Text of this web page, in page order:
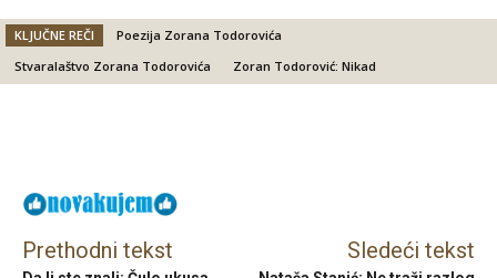
KLJUČNE REČI
Poezija Zorana Todorovića
Stvaralaštvo Zorana Todorovića
Zoran Todorović: Nikad
Prethodni tekst Sledeći tekst